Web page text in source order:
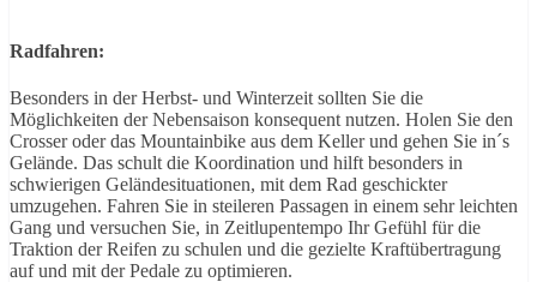
Radfahren:
Besonders in der Herbst- und Winterzeit sollten Sie die
Möglichkeiten der Nebensaison konsequent nutzen. Holen Sie den
Crosser oder das Mountainbike aus dem Keller und gehen Sie in´s
Gelände. Das schult die Koordination und hilft besonders in
schwierigen Geländesituationen, mit dem Rad geschickter
umzugehen. Fahren Sie in steileren Passagen in einem sehr leichten
Gang und versuchen Sie, in Zeitlupentempo Ihr Gefühl für die
Traktion der Reifen zu schulen und die gezielte Kraftübertragung
auf und mit der Pedale zu optimieren.